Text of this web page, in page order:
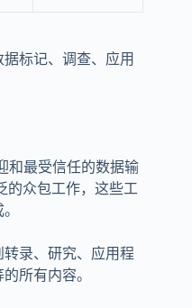
标记、调查、应用
和最受信任的数据输
的众包工作，这些工
录、研究、应用程
所有内容。